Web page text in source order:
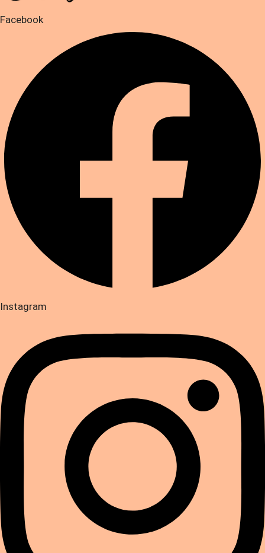
Facebook
Instagram